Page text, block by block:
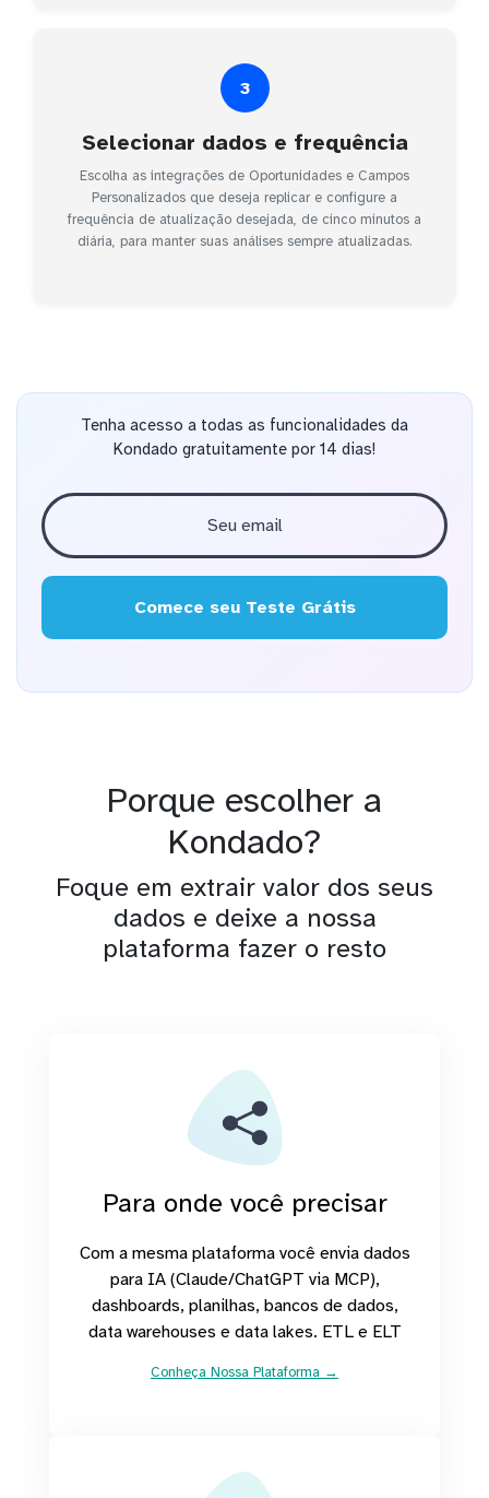
3
Selecionar dados e frequência
Escolha as integrações de Oportunidades e Campos
Personalizados que deseja replicar e configure a
frequência de atualização desejada, de cinco minutos a
diária, para manter suas análises sempre atualizadas.
Tenha acesso a todas as funcionalidades da
Kondado gratuitamente por 14 dias!
Comece seu Teste Grátis
Porque escolher a
Kondado?
Foque em extrair valor dos seus
dados e deixe a nossa
plataforma fazer o resto
Para onde você precisar
Com a mesma plataforma você envia dados
para IA (Claude/ChatGPT via MCP),
dashboards, planilhas, bancos de dados,
data warehouses e data lakes. ETL e ELT
Conheça Nossa Plataforma →